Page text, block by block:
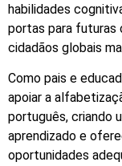
habilidades
portas para futuras
cidadãos globais
Como pais e
apoiar a
português, criando
aprendizado e
oportunidades